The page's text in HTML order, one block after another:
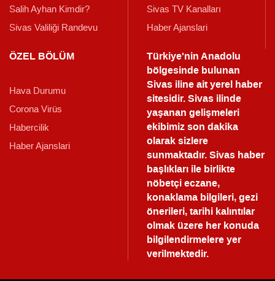
Salih Ayhan Kimdir?
Sivas Valiliği Randevu
Sivas TV Kanalları
Haber Ajanslari
ÖZEL BÖLÜM
Hava Durumu
Corona Virüs
Habercilik
Haber Ajanslari
Türkiye'nin Anadolu
bölgesinde bulunan
Sivas iline ait yerel haber
sitesidir. Sivas ilinde
yaşanan gelişmeleri
ekibimiz son dakika
olarak sizlere
sunmaktadır.Sivas haber
başlıkları ile birlikte
nöbetçi eczane,
konaklama bilgileri, gezi
önerileri, tarihi kalıntılar
olmak üzere her konuda
bilgilendirmelere yer
verilmektedir.